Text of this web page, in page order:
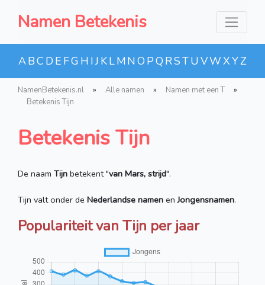
Namen Betekenis
ABC D E FG H IJ KLMNO PQ RSTUVWXYZ
NamenBetekenis.nl » Alle namen » Namen met een T
»
Betekenis Tijn
Betekenis Tijn
De naam Tijn betekent "van Mars, strijd".
Tijn valt onder de Nederlandse namen enJongensnamen.
Populariteit van Tijn per jaar